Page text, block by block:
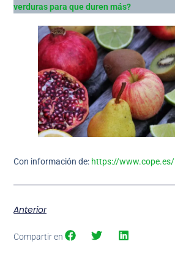
verduras para que duren más?
Con información de: https://www.cope.es/
Anterior
Compartir en